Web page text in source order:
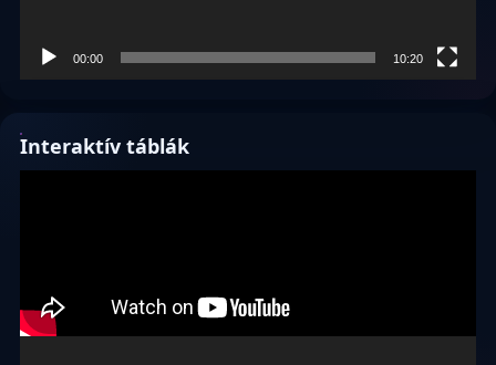
00:00 10:20
Interaktív táblák